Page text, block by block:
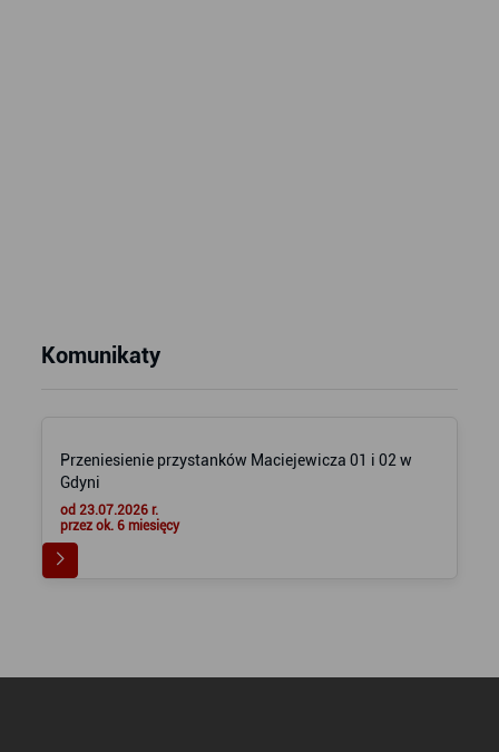
Komunikaty
Przeniesienie przystanków Maciejewicza 01 i 02 w
Gdyni
od 23.07.2026 r.
przez ok. 6 miesięcy